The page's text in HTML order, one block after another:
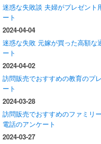
迷惑な失敗談 夫婦がプレゼント
ート
2024-04-04
迷惑な失敗 元嫁が買った高額な
ート
2024-04-02
訪問販売でおすすめの教育のプ
ート
2024-03-28
訪問販売でおすすめのファミリ
電話のアンケート
2024-03-27